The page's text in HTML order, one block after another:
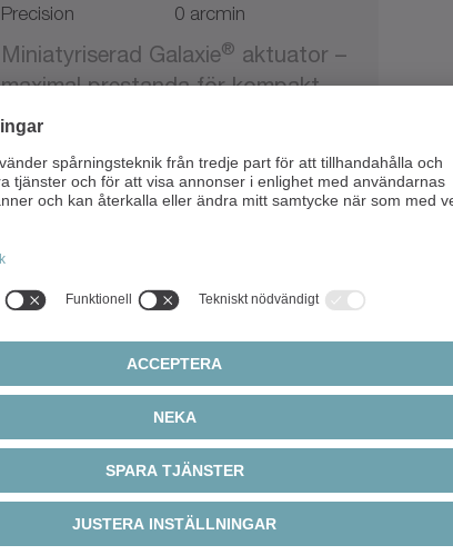
Precision 0 arcmin
Miniatyriserad Galaxie® aktuator –
maximal prestanda för kompakt
robotteknik och automation